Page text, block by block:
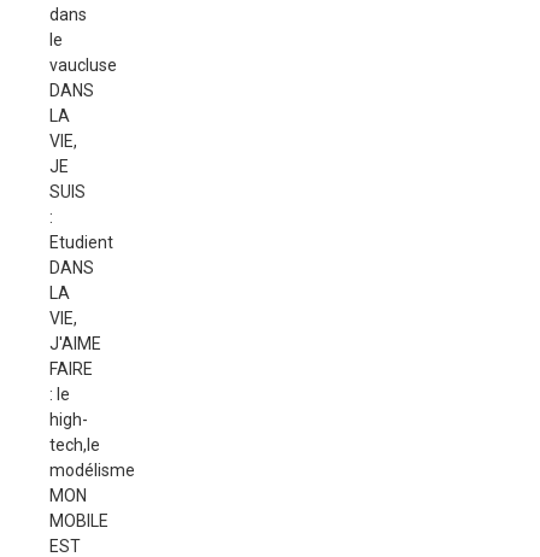
dans
le
vaucluse
DANS
LA
VIE,
JE
SUIS
:
Etudient
DANS
LA
VIE,
J'AIME
FAIRE
: le
high-
tech,le
modélisme
MON
MOBILE
EST